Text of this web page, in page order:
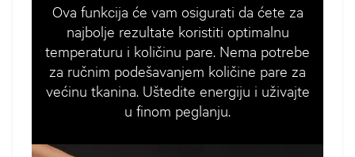
Ova funkcija će vam osigurati da ćete za
najbolje rezultate koristiti optimalnu
temperaturu i količinu pare. Nema potrebe
za ručnim podešavanjem količine pare za
većinu tkanina. Uštedite energiju i uživajte
u finom peglanju.